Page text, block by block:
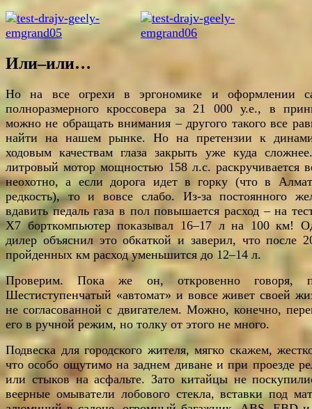
Или–или…
Но на все огрехи в эргономике и оформлении
полноразмерного кроссовера за 21 000 у.е., в
можно не обращать внимания – другого такого все
найти на нашем рынке. Но на претензии к
ходовым качествам глаза закрыть уже куда
литровый мотор мощностью 158 л.с. раскручивается
неохотно, а если дорога идет в горку (что в
редкость), то и вовсе слабо. Из-за постоянного
вдавить педаль газа в пол повышается расход – на
Х7 борткомпьютер показывал 16–17 л на 100 км!
дилер объяснил это обкаткой и заверил, что после
пройденных км расход уменьшится до 12–14 л.
Проверим. Пока же он, откровенно говоря,
Шестиступенчатый «автомат» и вовсе живет своей
не согласованной с двигателем. Можно, конечно,
его в ручной режим, но толку от этого не много.
Подвеска для городского жителя, мягко скажем,
что особо ощутимо на заднем диване и при проезде
или стыков на асфальте. Зато китайцы не
веерные омыватели лобового стекла, вставки под